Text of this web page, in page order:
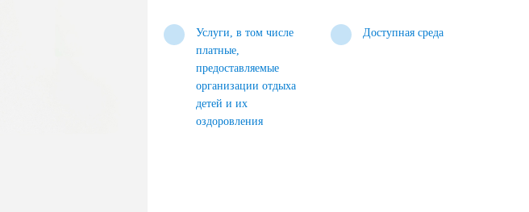
Услуги, в том числе
платные,
предоставляемые
организации отдыха
детей и их
оздоровления
Доступная среда